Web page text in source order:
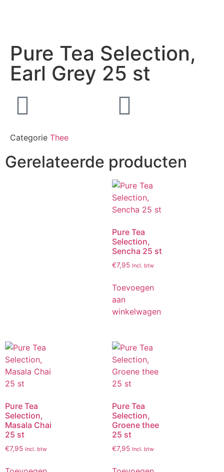
Pure Tea Selection,
Earl Grey 25 st
Categorie Thee
Gerelateerde producten
Pure Tea
Selection,
Sencha 25 st
€7,95 Incl. btw
Toevoegen
aan
winkelwagen
Pure Tea
Selection,
Masala Chai
25 st
€7,95 Incl. btw
Pure Tea
Selection,
Groene thee
25 st
€7,95 Incl. btw